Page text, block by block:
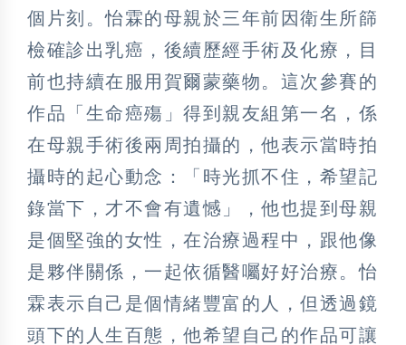
個片刻。怡霖的母親於三年前因衛生所篩
檢確診出乳癌，後續歷經手術及化療，目
前也持續在服用賀爾蒙藥物。這次參賽的
作品「生命癌殤」得到親友組第一名，係
在母親手術後兩周拍攝的，他表示當時拍
攝時的起心動念：「時光抓不住，希望記
錄當下，才不會有遺憾」，他也提到母親
是個堅強的女性，在治療過程中，跟他像
是夥伴關係，一起依循醫囑好好治療。怡
霖表示自己是個情緒豐富的人，但透過鏡
頭下的人生百態，他希望自己的作品可讓